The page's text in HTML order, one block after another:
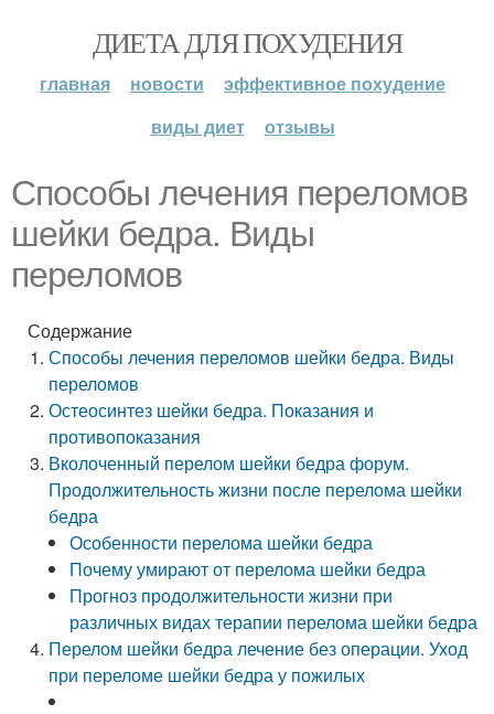
ДИЕТА ДЛЯ ПОХУДЕНИЯ
главная новости
эффективное похудение
виды диет
отзывы
Способы лечения переломов
шейки бедра. Виды
переломов
Содержание
Способы лечения переломов шейки бедра. Виды
переломов
Остеосинтез шейки бедра. Показания и
противопоказания
Вколоченный перелом шейки бедра форум.
Продолжительность жизни после перелома шейки
бедра
Особенности перелома шейки бедра
Почему умирают от перелома шейки бедра
Прогноз продолжительности жизни при
различных видах терапии перелома шейки бедра
Перелом шейки бедра лечение без операции. Уход
при переломе шейки бедра у пожилых